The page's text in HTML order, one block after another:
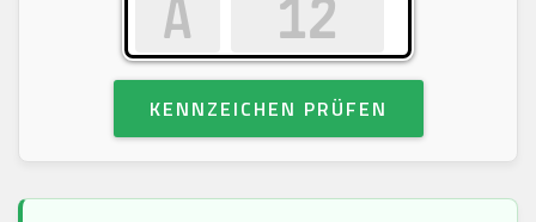
KENNZEICHEN PRÜFEN